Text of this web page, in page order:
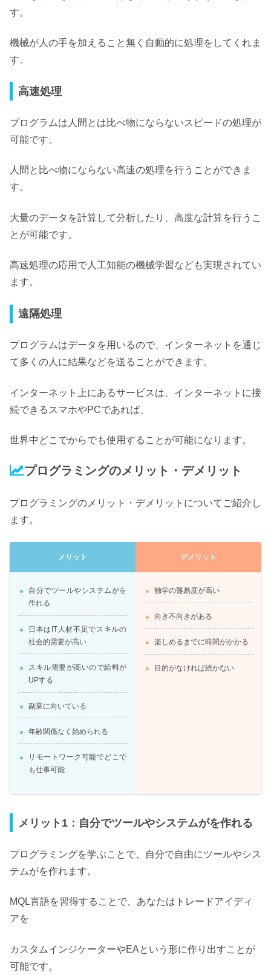
す。
機械が人の手を加えること無く自動的に処理をしてくれま
す。
高速処理
プログラムは 人間とは比べ物にならないスピードの処理が
可能です。
人間と比べ物にならない高速の処理を行うことができま
す。
大量のデータを計算して分析したり、高度な計算を行うこ
とが可能です。
高速処理の応用で人工知能の機械学習なども実現されてい
ます。
遠隔処理
プログラムはデータを用いるので、 インターネットを通じ
て多くの人に結果などを送ることができます。
インターネット上にあるサービスは、インターネットに接
続できるスマホやPCであれば、
世界中どこでからでも使用することが可能になります。
プログラミングのメリット・デメリット
プログラミングのメリット・デメリットについてご紹介し
ます。
メリット
自分でツールやシステムがを
作れる
日本はIT人材不足でスキルの
社会的需要が高い
スキル需要が高いので給料が
UPする
副業に向いている
年齢関係なく始められる
リモートワーク可能でどこで
も仕事可能
デメリット
独学の難易度が高い
向き不向きがある
楽しめるまでに時間がかかる
目的がなければ続かない
メリット1：自分でツールやシステムがを作れる
プログラミングを学ぶことで、
自分で自由にツールやシス
テムがを作れます。
MQL言語を習得することで、あなたはトレードアイディ
アを
カスタムインジケーターやEAという形に作り出すことが
可能です。